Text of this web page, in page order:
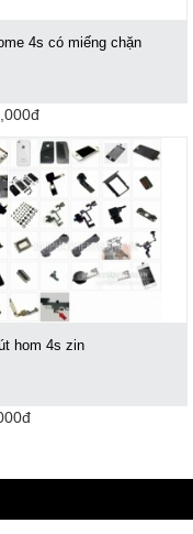
4s có miếng chặn
hom 4s zin